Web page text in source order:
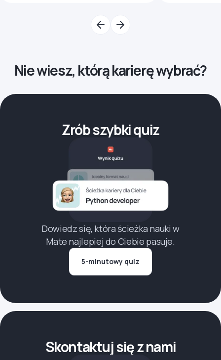
Nie wiesz, którą karierę wybrać?
Zrób szybki quiz
Dowiedz się, która ścieżka nauki w
Mate najlepiej do Ciebie pasuje.
5-minutowy quiz
Skontaktuj się z nami